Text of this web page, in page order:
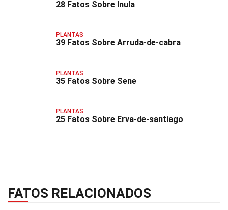
28 Fatos Sobre Inula
PLANTAS
39 Fatos Sobre Arruda-de-cabra
PLANTAS
35 Fatos Sobre Sene
PLANTAS
25 Fatos Sobre Erva-de-santiago
FATOS RELACIONADOS